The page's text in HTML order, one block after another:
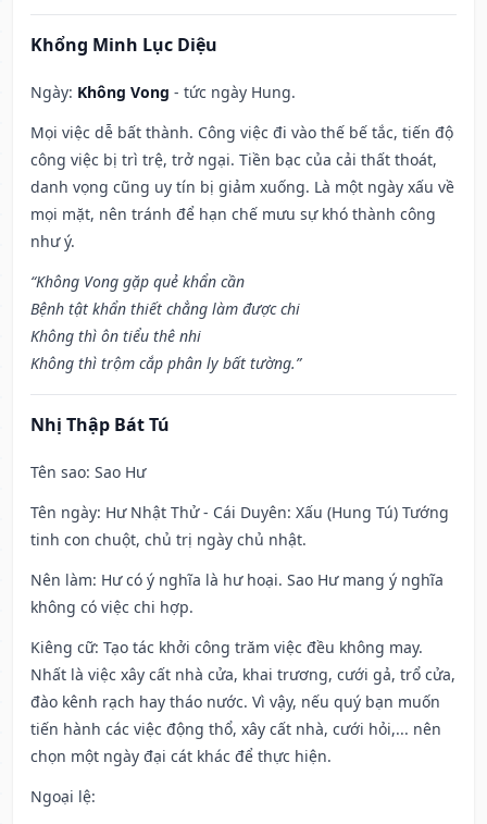
Khổng Minh Lục Diệu
Ngày: Không Vong - tức ngày Hung.
Mọi việc dễ bất thành. Công việc đi vào thế bế tắc, tiến độ
công việc bị trì trệ, trở ngại. Tiền bạc của cải thất thoát,
danh vọng cũng uy tín bị giảm xuống. Là một ngày xấu về
mọi mặt, nên tránh để hạn chế mưu sự khó thành công
như ý.
“Không Vong gặp quẻ khẩn cần
Bệnh tật khẩn thiết chẳng làm được chi
Không thì ôn tiểu thê nhi
Không thì trộm cắp phân ly bất tường.”
Nhị Thập Bát Tú
Tên sao: Sao Hư
Tên ngày: Hư Nhật Thử - Cái Duyên: Xấu (Hung Tú) Tướng
tinh con chuột, chủ trị ngày chủ nhật.
Nên làm: Hư có ý nghĩa là hư hoại. Sao Hư mang ý nghĩa
không có việc chi hợp.
Kiêng cữ: Tạo tác khởi công trăm việc đều không may.
Nhất là việc xây cất nhà cửa, khai trương, cưới gả, trổ cửa,
đào kênh rạch hay tháo nước. Vì vậy, nếu quý bạn muốn
tiến hành các việc động thổ, xây cất nhà, cưới hỏi,... nên
chọn một ngày đại cát khác để thực hiện.
Ngoại lệ: